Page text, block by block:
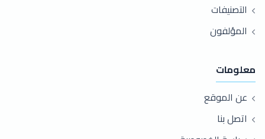
التصنيفات
المؤلفون
معلومات
عن الموقع
اتصل بنا